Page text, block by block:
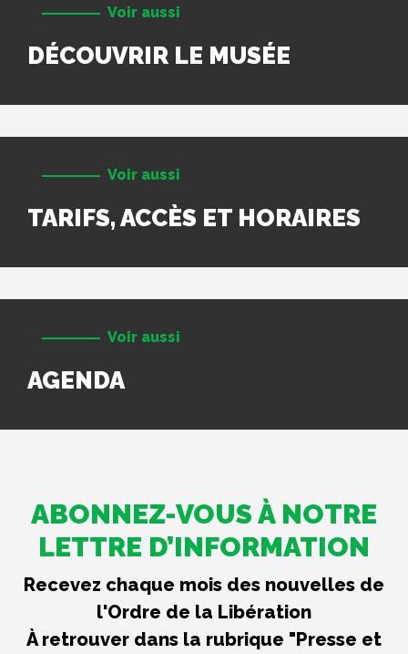
Voir aussi
DÉCOUVRIR LE MUSÉE
Voir aussi
TARIFS, ACCÈS ET HORAIRES
Voir aussi
AGENDA
ABONNEZ-VOUS À NOTRE
LETTRE D’INFORMATION
Recevez chaque mois des nouvelles de
l'Ordre de la Libération
À retrouver dans la rubrique "Presse et